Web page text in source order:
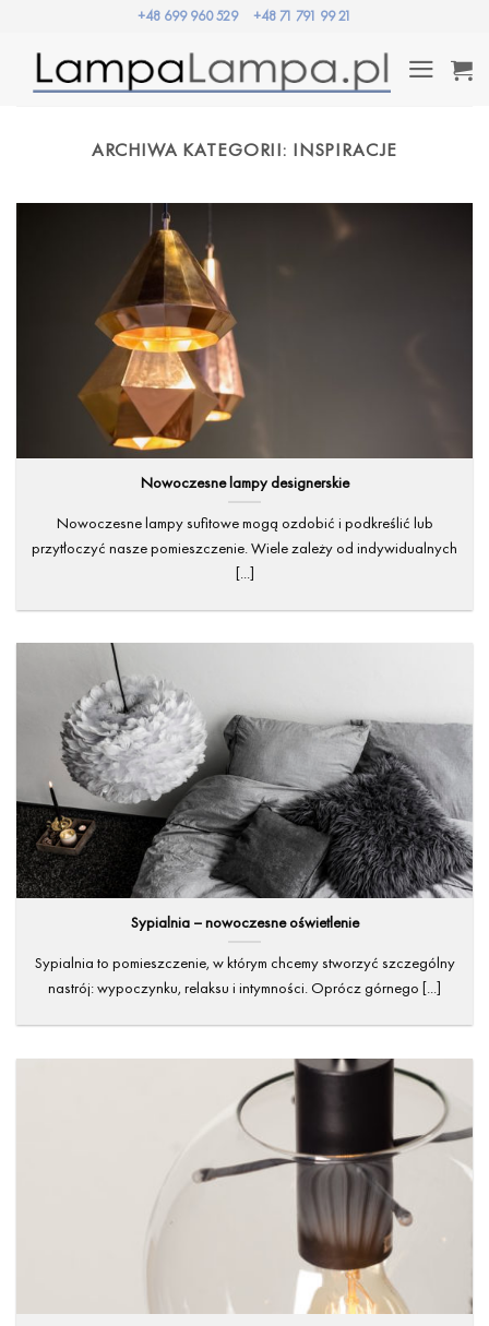
zawartości
+48 699 960 529 +48 71 791 99 21
ARCHIWA KATEGORII: INSPIRACJE
Nowoczesne lampy designerskie
Nowoczesne lampy sufitowe mogą ozdobić i podkreślić lub
przytłoczyć nasze pomieszczenie. Wiele zależy od indywidualnych
[...]
Sypialnia – nowoczesne oświetlenie
Sypialnia to pomieszczenie, w którym chcemy stworzyć szczególny
nastrój: wypoczynku, relaksu i intymności. Oprócz górnego [...]